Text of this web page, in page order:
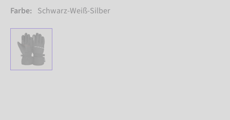
Farbe: Schwarz-Weiß-Silber